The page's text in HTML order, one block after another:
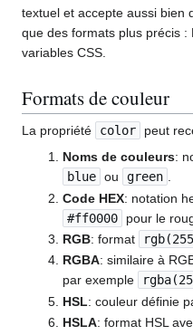
textuel et accepte aussi bien
que des formats plus précis :
variables CSS.
Formats de couleur
La propriété color
peut
Noms de couleurs:
blue ou green
Code HEX: notation
#ff0000
pour le
RGB: format
RGBA: similaire à
par exemple
HSL: couleur définie
HSLA: format HSL